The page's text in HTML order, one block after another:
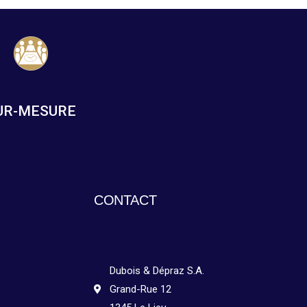
MESURE
CONTACT
Dubois & Dépraz S.A.
Grand-Rue 12